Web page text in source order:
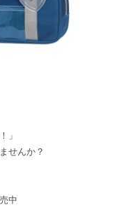
」
せんか？
中